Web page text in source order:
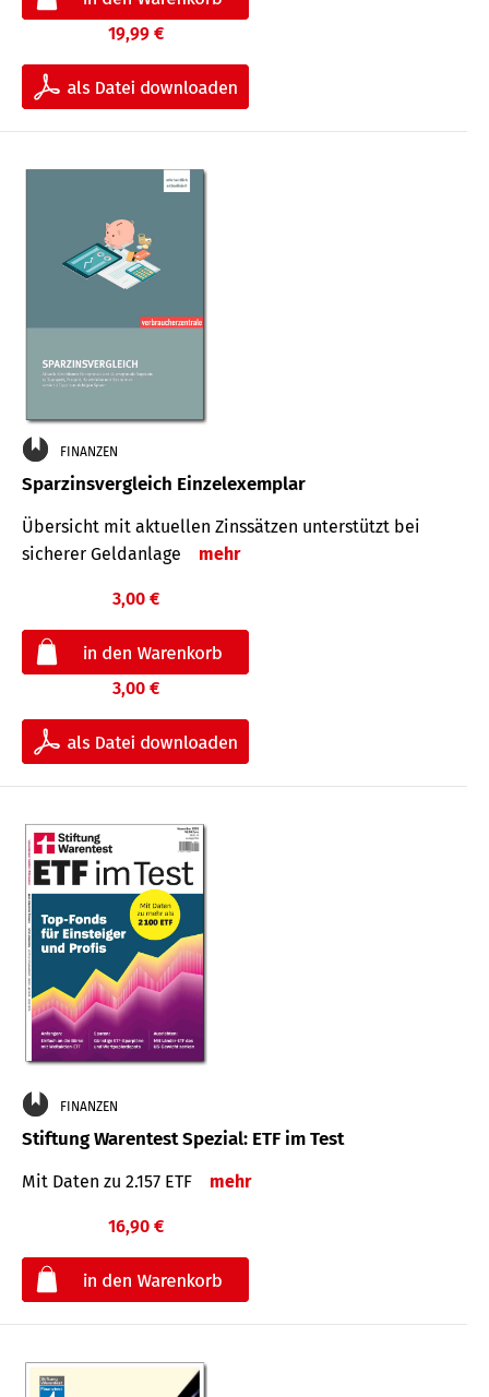
19,99 €
FINANZEN
Sparzinsvergleich Einzelexemplar
Übersicht mit aktuellen Zinssätzen unterstützt bei
sicherer Geldanlage
mehr
3,00 €
3,00 €
FINANZEN
Stiftung Warentest Spezial: ETF im Test
Mit Daten zu 2.157 ETF mehr
16,90 €